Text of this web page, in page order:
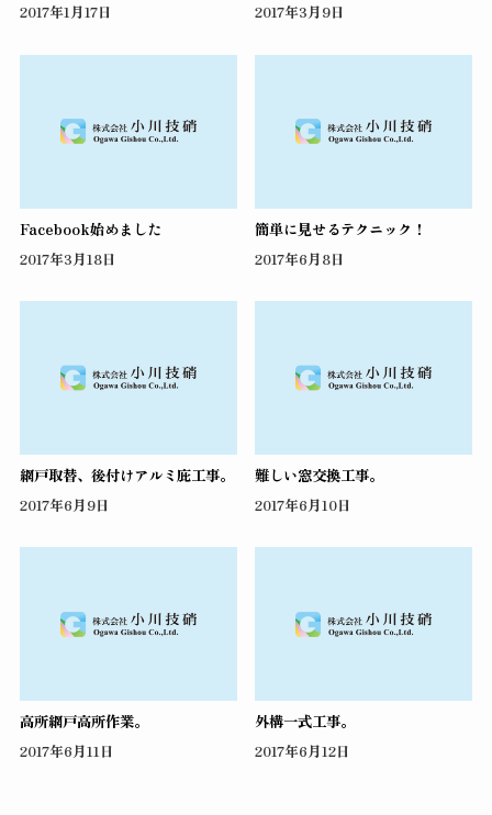
2017年1月17日 2017年3月9日
Facebook始めました
2017年3月18日
簡単に見せるテクニック！
2017年6月8日
網戸取替、後付けアルミ庇工事。
2017年6月9日
難しい窓交換工事。
2017年6月10日
高所網戸高所作業。
2017年6月11日
外構一式工事。
2017年6月12日